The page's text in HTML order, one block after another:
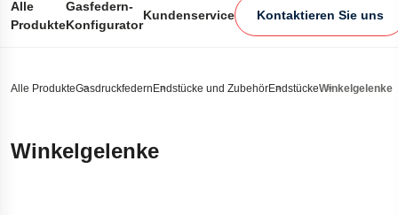
Alle
Produkte
Gasfedern-
Konfigurator
Kundenservice Kontaktieren Sie uns
Alle ProdukteGasdruckfedern Endstücke und ZubehörEndstückeWinkelgelenke
Winkelgelenke